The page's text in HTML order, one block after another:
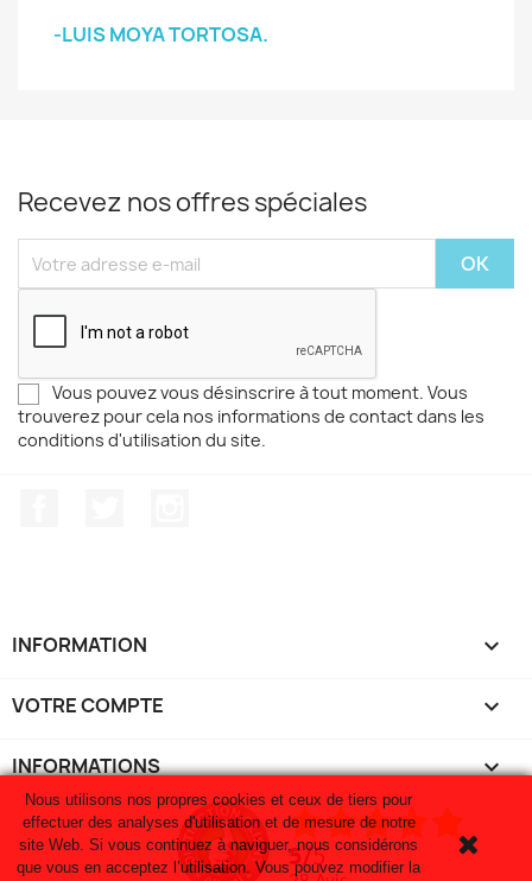
-LUIS MOYA TORTOSA.
Recevez nos offres spéciales
Vous pouvez vous désinscrire à tout moment. Vous
trouverez pour cela nos informations de contact dans les
conditions d'utilisation du site.
INFORMATION 
VOTRE COMPTE 
INFORMATIONS keyboard_arrow_down
5/5
Nous utilisons nos propres cookies et ceux de tiers pour
effectuer des analyses d'utilisation et de mesure de notre
site Web. Si vous continuez à naviguer, nous considérons
que vous en acceptez l’utilisation. Vous pouvez modifier la